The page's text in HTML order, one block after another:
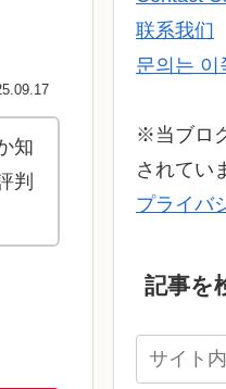
知
判
联系我们
문의는 이
※当ブロ
されてい
プライバ
記事を